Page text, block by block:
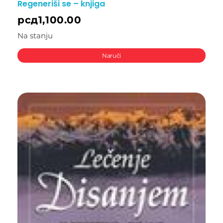
Regeneriši se – knjiga
рсд1,100.00
Na stanju
Naruči